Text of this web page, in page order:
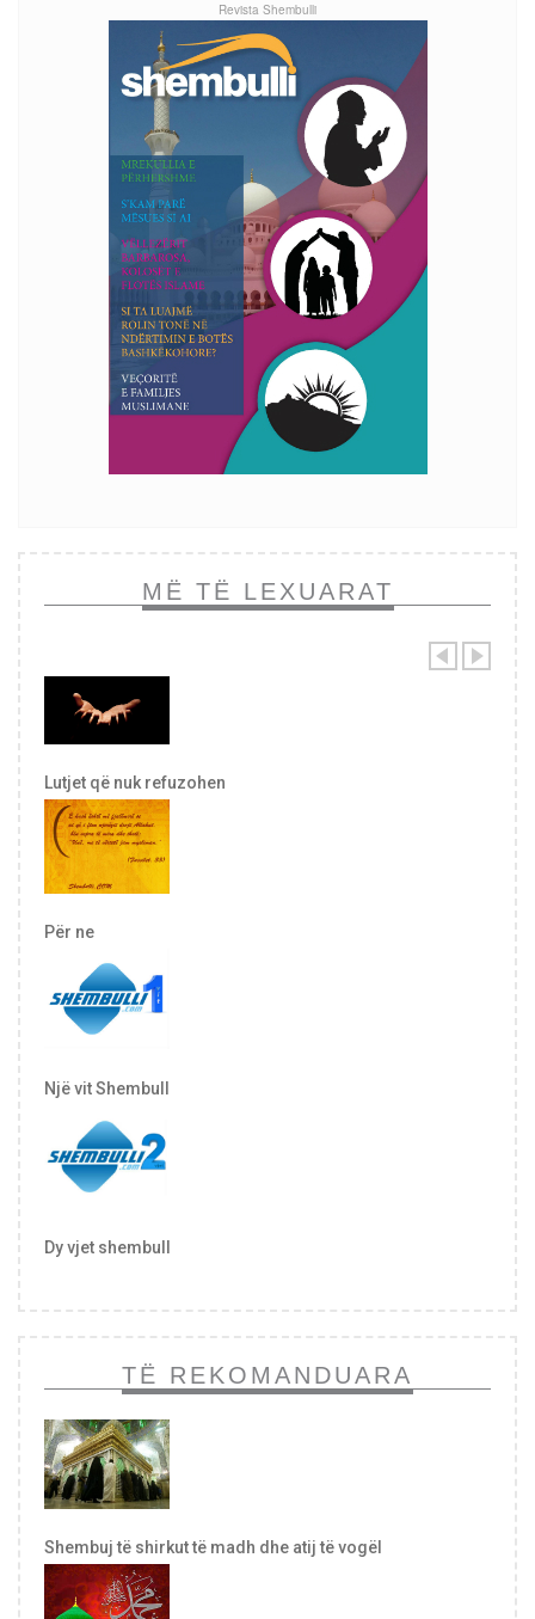
Revista Shembulli
MË TË LEXUARAT
Lutjet që nuk refuzohen
Për ne
Një vit Shembull
Dy vjet shembull
TË REKOMANDUARA
Shembuj të shirkut të madh dhe atij të vogël